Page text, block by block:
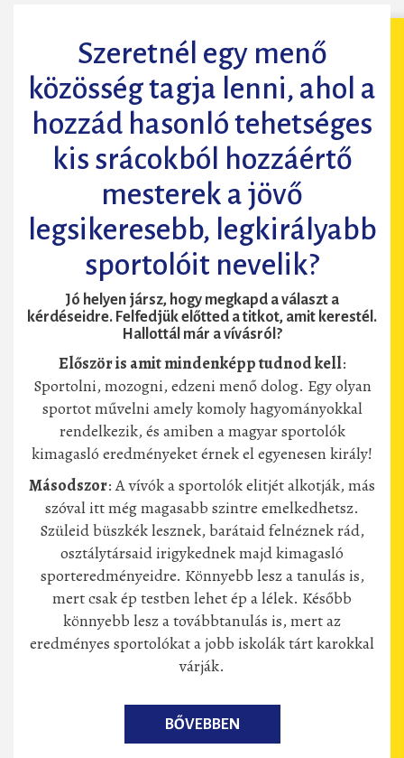
Szeretnél egy menő
közösség tagja lenni, ahol a
hozzád hasonló tehetséges
kis srácokból hozzáértő
mesterek a jövő
legsikeresebb, legkirályabb
sportolóit nevelik?
Jó helyen jársz, hogy megkapd a választ a
kérdéseidre. Felfedjük előtted a titkot, amit kerestél.
Hallottál már a vívásról?
Először is amit mindenképp tudnod kell:
Sportolni, mozogni, edzeni menő dolog. Egy olyan
sportot művelni amely komoly hagyományokkal
rendelkezik, és amiben a magyar sportolók
kimagasló eredményeket érnek el egyenesen király!
Másodszor: A vívók a sportolók elitjét alkotják, más
szóval itt még magasabb szintre emelkedhetsz.
Szüleid büszkék lesznek, barátaid felnéznek rád,
osztálytársaid irigykednek majd kimagasló
sporteredményeidre. Könnyebb lesz a tanulás is,
mert csak ép testben lehet ép a lélek. Később
könnyebb lesz a továbbtanulás is, mert az
eredményes sportolókat a jobb iskolák tárt karokkal
várják.
BŐVEBBEN